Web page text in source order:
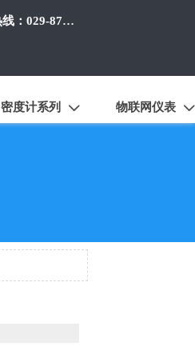
24h服务热线：029-87384650
密度计系列  物联网仪表 